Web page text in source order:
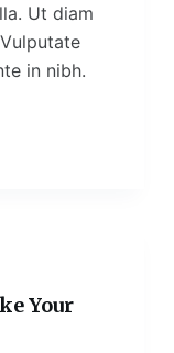
Ut diam
in nibh.
Your